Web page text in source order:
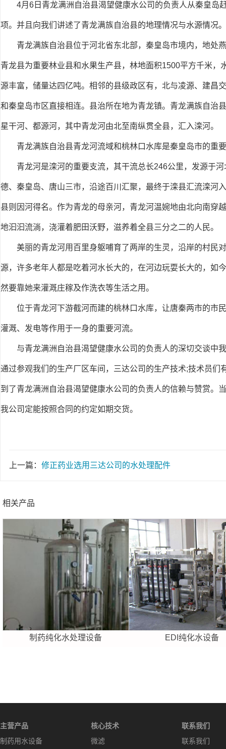
4月6日青龙满洲自治县渴望健康水公司的负责人从秦皇岛
项。并且向我们讲述了青龙满族自治县的地理情况与水源情况。
青龙满族自治县位于河北省东北部，秦皇岛市境内，地处
青龙县为重要林业县和水果生产县，林地面积1500平方千米
源丰富，储量达四亿吨。相邻的县级政区有，北与凌源、建昌
和秦皇岛市区直接相连。县治所在地为青龙镇。青龙满族自治
星干河、都源河，其中青龙河由北至南纵贯全县，汇入滦河。
青龙满族自治县青龙河流域和桃林口水库是秦皇岛市的重
青龙河是滦河的重要支流，其干流总长246公里，发源于
德、秦皇岛、唐山三市，沿途百川汇聚，最终于滦县汇流滦河
县则因河得名。作为青龙的母亲河，青龙河温婉地由北向南穿
地汩汩流淌，浇灌着肥田沃野，滋养着全县三分之二的人民。
美丽的青龙河用百里身躯哺育了两岸的生灵，沿岸的村民
源，许多老年人都是吃着河水长大的，在河边玩耍长大的，如
然要靠她来灌溉庄稼及作洗衣等生活之用。
位于青龙河下游截河而建的桃林口水库，让唐秦两市的市
灌溉、发电等作用于一身的重要河流。
与青龙满洲自治县渴望健康水公司的负责人的深切交谈中
通过参观我们的生产厂区车间，三达公司的生产技术;技术员
到了青龙满洲自治县渴望健康水公司的负责人的信赖与赞赏。
我公司定能按照合同的约定如期交货。
上一篇： 修正药业选用三达公司的水处理配件
相关产品
制药纯化水处理设备 EDI纯化水设备
主营产品
制药用水设备
核心技术
微滤
联系我们
联系我们